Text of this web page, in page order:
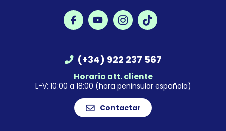
(+34) 922 237 567
Horario att. cliente
L-V: 10:00 a 18:00 (hora peninsular española)
Contactar